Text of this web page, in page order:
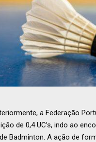
a Federação
de 0,4 UC’s, indo ao
Badminton. A ação de